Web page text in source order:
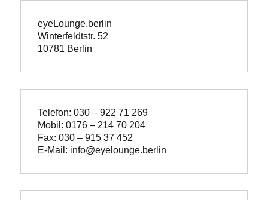
eyeLounge.berlin
Winterfeldtstr. 52
10781 Berlin
Telefon: 030 – 922 71 269
Mobil: 0176 – 214 70 204
Fax: 030 – 915 37 452
E-Mail: info@eyelounge.berlin